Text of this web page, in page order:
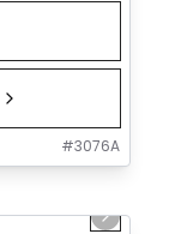
#3076A
Next